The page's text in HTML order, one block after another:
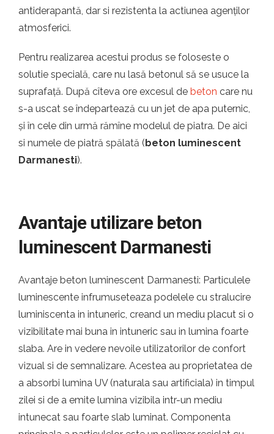
antiderapantă, dar si rezistenta la actiunea agenților
atmosferici.
Pentru realizarea acestui produs se foloseste o
solutie specială, care nu lasă betonul să se usuce la
suprafață. După cîteva ore excesul de beton care nu
s-a uscat se îndepartează cu un jet de apa puternic,
și în cele din urmă rămîne modelul de piatra. De aici
si numele de piatră spălată (beton luminescent
Darmanesti).
Avantaje utilizare beton
luminescent Darmanesti
Avantaje beton luminescent Darmanesti: Particulele
luminescente infrumuseteaza podelele cu stralucire
luminiscenta in intuneric, creand un mediu placut si o
vizibilitate mai buna in intuneric sau in lumina foarte
slaba. Are in vedere nevoile utilizatorilor de confort
vizual si de semnalizare. Acestea au proprietatea de
a absorbi lumina UV (naturala sau artificiala) in timpul
zilei si de a emite lumina vizibila intr-un mediu
intunecat sau foarte slab luminat. Componenta